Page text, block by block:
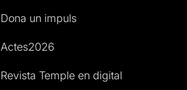
Dona un impuls
Actes2026
Revista Temple en digital